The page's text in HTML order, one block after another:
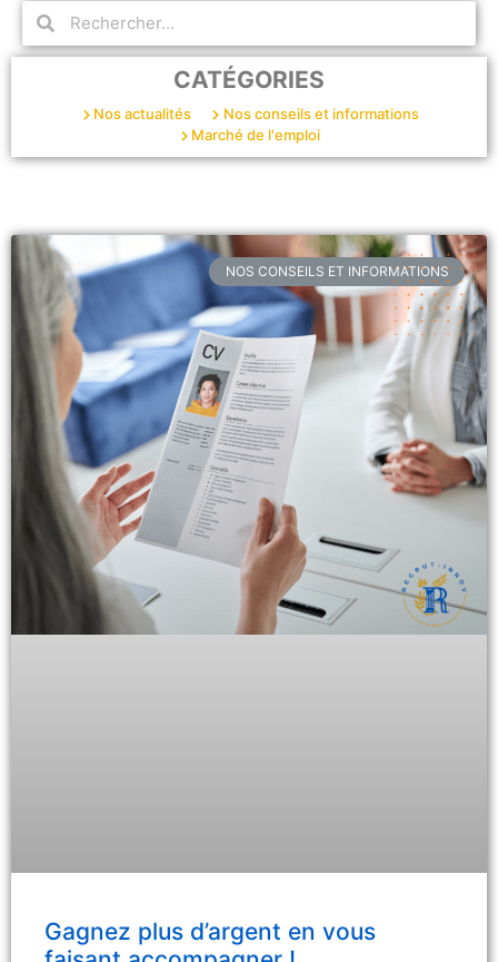
CATÉGORIES
Nos actualités
Nos conseils et informations
Marché de l'emploi
NOS CONSEILS ET INFORMATIONS
Gagnez plus d’argent en vous